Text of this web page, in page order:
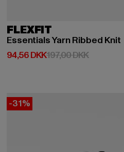
FLEXFIT
Essentials Yarn Ribbed Knit
94,56 DKK
Nuværende pris: 94,56 DKK
197,00 DKK
-31%